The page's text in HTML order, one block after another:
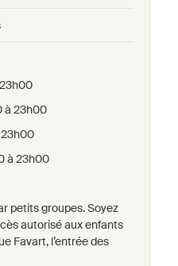
à 23h00
23h00
à 23h00
petits groupes. Soyez
autorisé aux enfants
Favart, l’entrée des